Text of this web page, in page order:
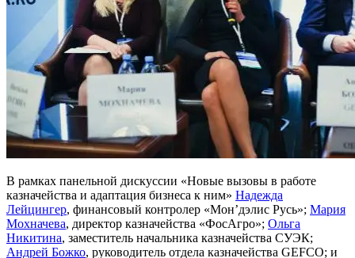
В рамках панельной дискуссии «Новые вызовы в работе
казначейства и адаптация бизнеса к ним» Надежда
Лейцингер, финансовый контролер «Мон’дэлис Русь»; Мария
Мохначева, директор казначейства «ФосАгро»; Ольга
Никитина, заместитель начальника казначейства СУЭК;
Андрей Божко, руководитель отдела казначейства GEFCO; и